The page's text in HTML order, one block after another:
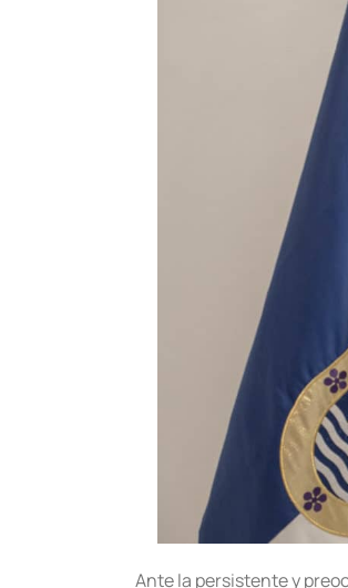
Ante la persistente y